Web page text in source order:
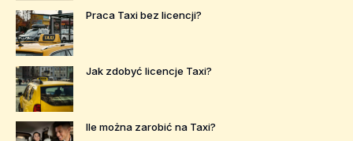
Praca Taxi bez licencji?
Jak zdobyć licencje Taxi?
Ile można zarobić na Taxi?